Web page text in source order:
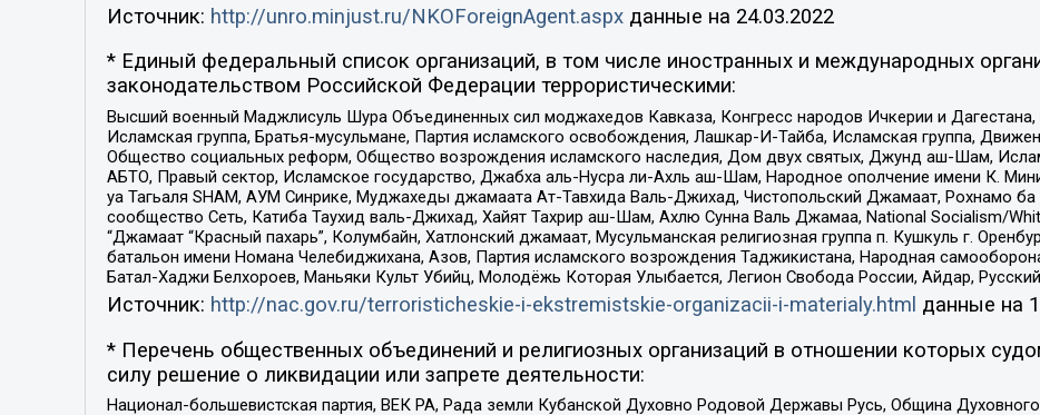
Источник: http://unro.minjust.ru/NKOForeignAgent.aspxданные на 24.03.2022
* Единый федеральный список организаций, в том числе иностранных и международных
законодательством Российской Федерации террористическими:
Высший военный Маджлисуль Шура Объединенных сил моджахедов Кавказа, Конгресс народов Ичкерии и Дагестана,
Исламская группа, Братья-мусульмане, Партия исламского освобождения, Лашкар-И-Тайба, Исламская группа,
Общество социальных реформ, Общество возрождения исламского наследия, Дом двух святых, Джунд аш-Шам,
АБТО, Правый сектор, Исламское государство, Джабха аль-Нусра ли-Ахль аш-Шам, Народное ополчение имени К.
уа Тагьаля SHAM, АУМ Синрике, Муджахеды джамаата Ат-Тавхида Валь-Джихад, Чистопольский Джамаат, Рохнамо ба
сообщество Сеть, Катиба Таухид валь-Джихад, Хайят Тахрир аш-Шам, Ахлю Сунна Валь Джамаа, National Socialism/
“Джамаат “Красный пахарь”, Колумбайн, Хатлонский джамаат, Мусульманская религиозная группа п. Кушкуль г.
батальон имени Номана Челебиджихана, Азов, Партия исламского возрождения Таджикистана, Народная
Батал-Хаджи Белхороев, Маньяки Культ Убийц, Молодёжь Которая Улыбается, Легион Свобода России, Айдар,
Источник: http://nac.gov.ru/terroristicheskie-i-ekstremistskie-organizacii-i-materialy.html данные на
* Перечень общественных объединений и религиозных организаций в отношении которых
силу решение о ликвидации или запрете деятельности:
Национал-большевистская партия, ВЕК РА, Рада земли Кубанской Духовно Родовой Державы Русь, Община